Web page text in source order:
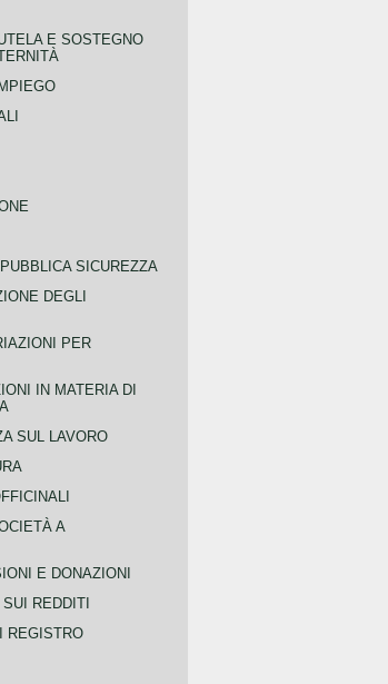
E SOSTEGNO
SICUREZZA
DEGLI
PER
IN MATERIA DI
SUL LAVORO
A
E DONAZIONI
REDDITI
REGISTRO